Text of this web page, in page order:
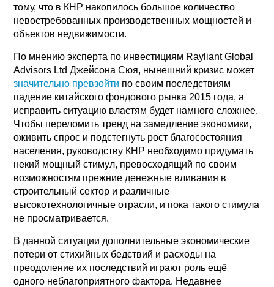
тому, что в КНР накопилось большое количество
невостребованных производственных мощностей и
объектов недвижимости.
По мнению эксперта по инвестициям Rayliant Global
Advisors Ltd Джейсона Сюя, нынешний кризис может
значительно превзойти по своим последствиям
падение китайского фондового рынка 2015 года, а
исправить ситуацию властям будет намного сложнее.
Чтобы переломить тренд на замедление экономики,
оживить спрос и подстегнуть рост благосостояния
населения, руководству КНР необходимо придумать
некий мощный стимул, превосходящий по своим
возможностям прежние денежные вливания в
строительный сектор и различные
высокотехнологичные отрасли, и пока такого стимула
не просматривается.
В данной ситуации дополнительные экономические
потери от стихийных бедствий и расходы на
преодоление их последствий играют роль ещё
одного неблагоприятного фактора. Недавнее